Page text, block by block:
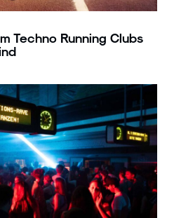
Techno Running Clubs